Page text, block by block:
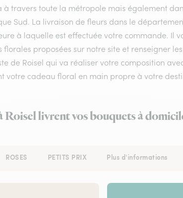
à travers toute la métropole mais également
Sud. La livraison de fleurs dans le
à laquelle est effectuée votre commande. Il
florales proposées sur notre site et renseigner
de Roisel qui va réaliser votre composition
votre cadeau floral en main propre à votre
Roisel livrent vos bouquets à
ROSES PETITS PRIX Plus d'informations